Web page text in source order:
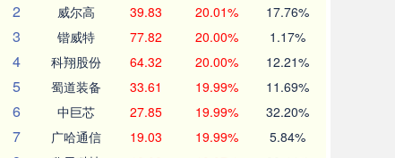
2 威尔高 39.83 20.01% 17.76%
3 锴威特 77.82 20.00% 1.17%
4 科翔股份 64.32 20.00% 12.21%
5 蜀道装备 33.61 19.99% 11.69%
6 中巨芯 27.85 19.99% 32.20%
7 广哈通信 19.03 19.99% 5.84%